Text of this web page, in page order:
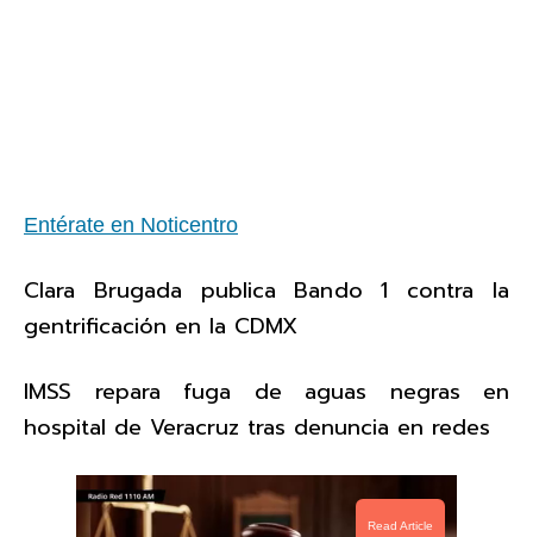
Entérate en Noticentro
Clara Brugada publica Bando 1 contra la
gentrificación en la CDMX
IMSS repara fuga de aguas negras en
hospital de Veracruz tras denuncia en redes
Read Article